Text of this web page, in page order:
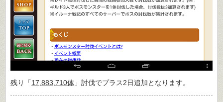
残り「17,883,710体 」討伐でプラス2日追加となります。